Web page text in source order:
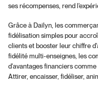
ses récompenses, rend
Grâce à Dailyn, les
fidélisation simples pour
clients et booster leur chiffre
fidélité multi-enseignes, les
d'avantages financiers
Attirer, encaisser, fidéliser,